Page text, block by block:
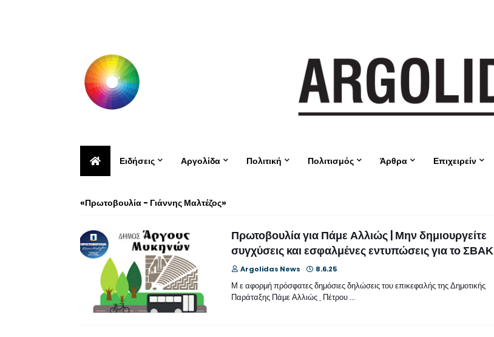
Ειδήσεις Αργολίδα Πολιτική Πολιτισμός Άρθρα Επιχειρείν
«Πρωτοβουλία - Γιάννης Μαλτέζος»
Πρωτοβουλία για Πάμε Αλλιώς | Μην δημιουργείτε
συγχύσεις και εσφαλμένες εντυπώσεις για το ΣΒΑΚ
Argolidas News 8.6.25
Μ ε αφορμή πρόσφατες δημόσιες δηλώσεις του επικεφαλής της Δημοτικής
Παράταξης Πάμε Αλλιώς , Πέτρου …